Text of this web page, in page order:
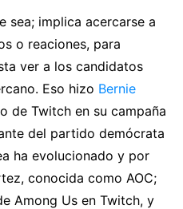
sea; implica acercarse a
o reaciones, para
ver a los candidatos
Eso hizo Bernie
de Twitch en su campaña
del partido demócrata
ha evolucionado y por
conocida como AOC;
Among Us en Twitch, y